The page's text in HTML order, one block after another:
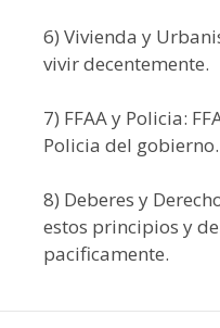
6) Vivienda y
vivir decentemente.
7) FFAA y Policia:
Policia del gobierno.
8) Deberes y
estos principios y
pacificamente.